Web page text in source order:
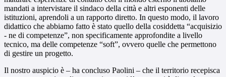
mandati a intervistare il sindaco della città e altri esponenti delle
istituzioni, aprendoli a un rapporto diretto. In questo modo, il lavoro
didattico che abbiamo fatto è stato quello della cosiddetta “acquisizio
- ne di competenze”, non specificamente approfondite a livello
tecnico, ma delle competenze “soft”, ovvero quelle che permettono
di gestire un progetto.
Il nostro auspicio è – ha concluso Paolini – che il territorio recepisca